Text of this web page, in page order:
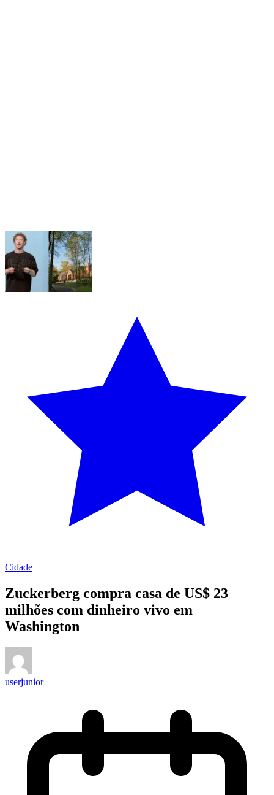
Cidade
Zuckerberg compra casa de US$ 23
milhões com dinheiro vivo em
Washington
userjunior